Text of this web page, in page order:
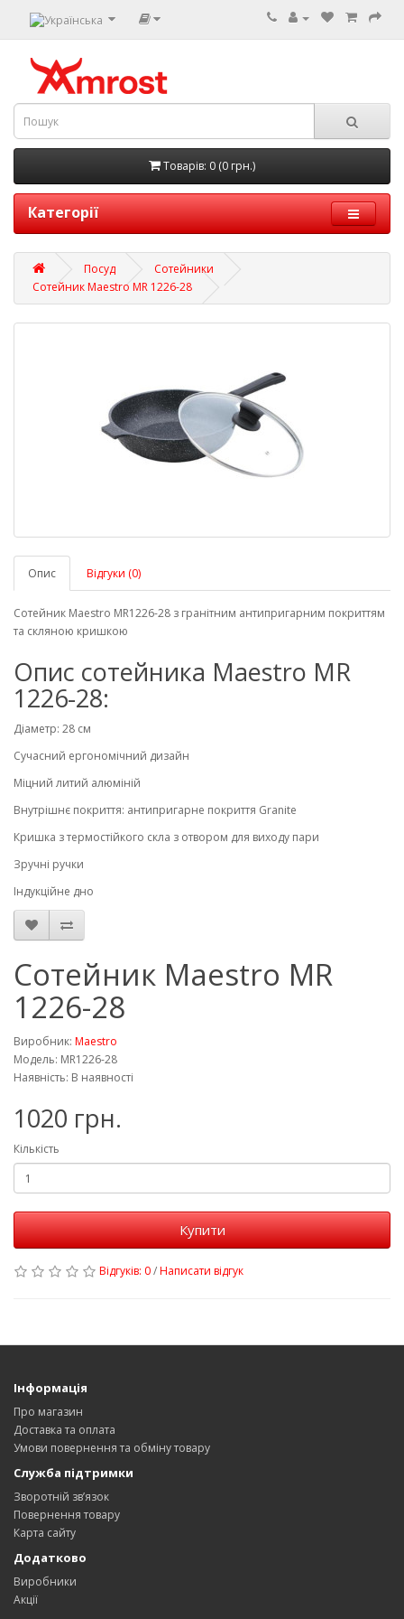
Товарів: 0 (0 грн.)
Категорії
Посуд
Сотейники
Сотейник Maestro MR 1226-28
Опис Відгуки (0)
Сотейник Maestro MR1226-28 з гранітним антипригарним покриттям
та скляною кришкою
Опис сотейника Maestro MR
1226-28:
Діаметр: 28 см
Сучасний ергономічний дизайн
Міцний литий алюміній
Внутрішнє покриття: антипригарне покриття Granite
Кришка з термостійкого скла з отвором для виходу пари
Зручні ручки
Індукційне дно
Сотейник Maestro MR
1226-28
Виробник: Maestro
Модель: MR1226-28
Наявність: В наявності
1020 грн.
Кількість
Купити
Відгуків: 0/Написати відгук
Інформація
Про магазин
Доставка та оплата
Умови повернення та обміну товару
Служба підтримки
Зворотній зв’язок
Повернення товару
Карта сайту
Додатково
Виробники
Акції